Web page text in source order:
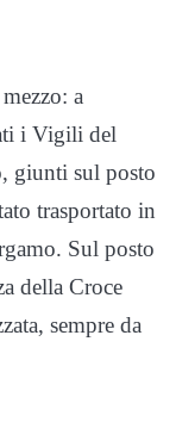
a
i Vigili del
giunti sul posto
trasportato in
Sul posto
della Croce
sempre da